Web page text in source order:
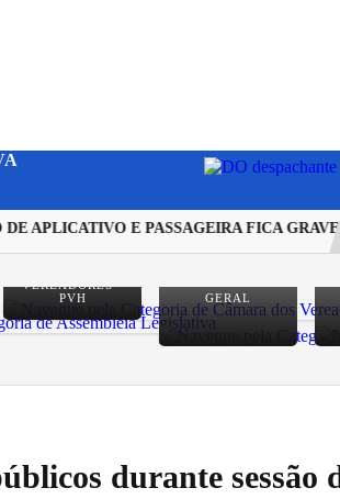
APLICATIVO E PASSAGEIRA FICA
VEREADORES -
PVH
GERAL
durante sessão